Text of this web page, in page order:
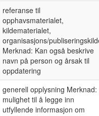
referanse til
opphavsmaterialet,
kildematerialet,
organisasjons/
Merknad: Kan også beskrive
navn på person og årsak til
oppdatering
generell opplysning Merknad:
mulighet til å legge inn
utfyllende informasjon om